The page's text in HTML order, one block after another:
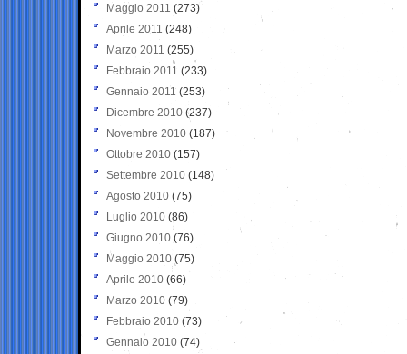
Maggio 2011 (273)
Aprile 2011 (248)
Marzo 2011 (255)
Febbraio 2011 (233)
Gennaio 2011 (253)
Dicembre 2010 (237)
Novembre 2010 (187)
Ottobre 2010 (157)
Settembre 2010 (148)
Agosto 2010 (75)
Luglio 2010 (86)
Giugno 2010 (76)
Maggio 2010 (75)
Aprile 2010 (66)
Marzo 2010 (79)
Febbraio 2010 (73)
Gennaio 2010 (74)